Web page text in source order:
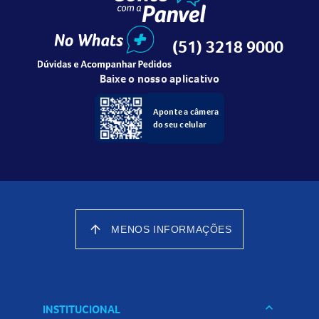
(51) 3218 9000
Baixe o nosso aplicativo
Aponte a câmera
do seu celular
arrow_upward MENOS INFORMAÇÕES
INSTITUCIONAL keyboard_arrow_down